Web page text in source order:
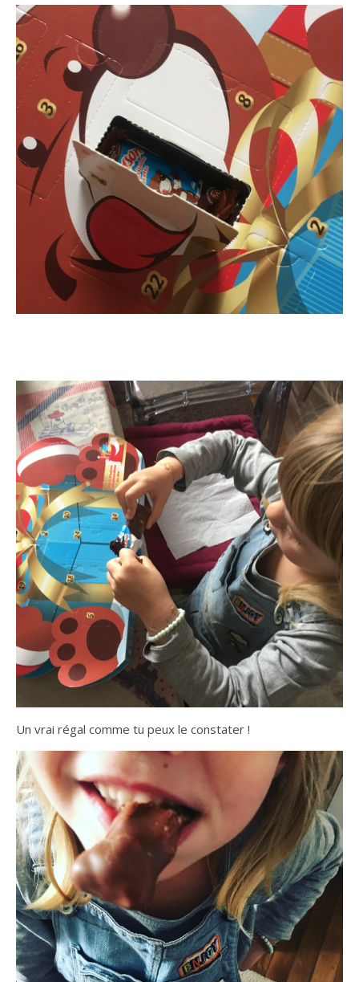
Un vrai régal comme tu peux le constater !